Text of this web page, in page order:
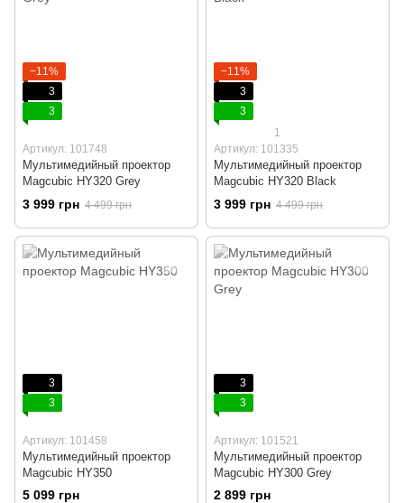
−11%
3
3
Артикул: 101748
Мультимедийный проектор
Magcubic HY320 Grey
3 999 грн 4 499 грн
−11%
3
3
1
Артикул: 101335
Мультимедийный проектор
Magcubic HY320 Black
3 999 грн 4 499 грн
3
3
Артикул: 101458
Мультимедийный проектор
Magcubic HY350
5 099 грн
3
3
Артикул: 101521
Мультимедийный проектор
Magcubic HY300 Grey
2 899 грн